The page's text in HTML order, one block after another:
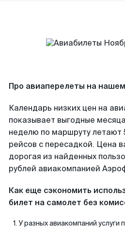
Про авиаперелеты на
Календарь низких цен на
показывает выгодные
неделю по маршруту летают
рейсов с пересадкой. Цена
дорогая из найденных
рублей авиакомпанией
Как еще сэкономить
билет на самолет без
У разных авиакомпаний услуги